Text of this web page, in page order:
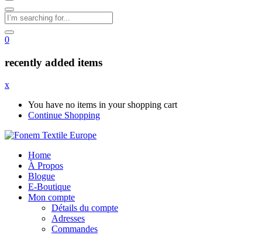
0
recently added items
x
You have no items in your shopping cart
Continue Shopping
Home
À Propos
Blogue
E-Boutique
Mon compte
Détails du compte
Adresses
Commandes